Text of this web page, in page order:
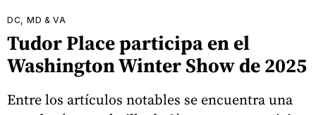
DC, MD & VA
Tudor Place participa en el
Washington Winter Show de 2025
Entre los artículos notables se encuentra una